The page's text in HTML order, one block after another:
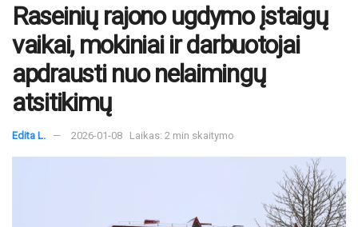
Raseinių rajono ugdymo įstaigų
vaikai, mokiniai ir darbuotojai
apdrausti nuo nelaimingų
atsitikimų
Edita L. 2026-01-08 Laikas: 2 min skaitymo